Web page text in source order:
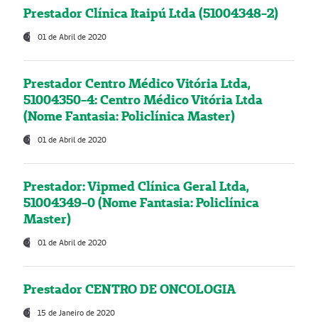
Prestador Clínica Itaipú Ltda (51004348-2)
01 de Abril de 2020
Prestador Centro Médico Vitória Ltda,
51004350-4: Centro Médico Vitória Ltda
(Nome Fantasia: Policlínica Master)
01 de Abril de 2020
Prestador: Vipmed Clínica Geral Ltda,
51004349-0 (Nome Fantasia: Policlínica
Master)
01 de Abril de 2020
Prestador CENTRO DE ONCOLOGIA
15 de Janeiro de 2020